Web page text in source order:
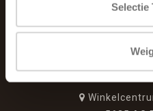
Selectie
De Woonhoek